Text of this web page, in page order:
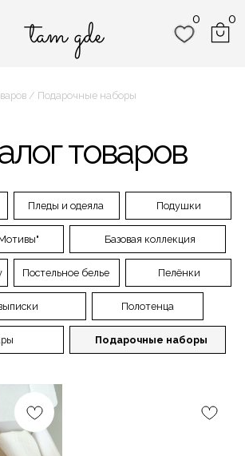
tam gde
товаров
tam gde
Подарочные наборы
и одеяла Подушки
белье Пелёнки
Полотенца